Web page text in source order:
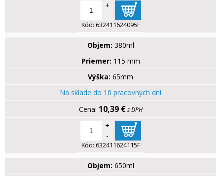
+
-
Kód: 632411624095F
Objem: 380ml
Priemer: 115 mm
Výška: 65mm
Na sklade do 10 pracovných dní
10,39 € s DPH
+
-
Kód: 632411624115F
Objem: 650ml